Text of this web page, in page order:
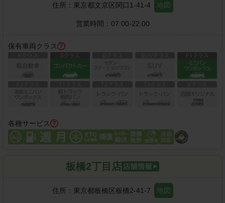
住所： 東京都文京区関口1-41-4 地図
営業時間： 07:00-22:00
保有車両クラス
各種サービス
板橋2丁目店
住所： 東京都板橋区板橋2-41-7 地図